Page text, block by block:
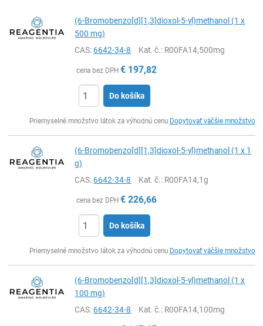
(6-Bromobenzo[d][1,3]dioxol-5-yl)methanol (1 x
500 mg)
CAS:6642-34-8 Kat. č.: R00FA14,500mg
cena bez DPH € 197,82
Do košíka
Priemyselné množstvo látok za výhodnú cenu Dopytovať väčšie množstvo
(6-Bromobenzo[d][1,3]dioxol-5-yl)methanol (1 x 1
g)
CAS:6642-34-8 Kat. č.: R00FA14,1g
cena bez DPH € 226,66
Do košíka
Priemyselné množstvo látok za výhodnú cenu Dopytovať väčšie množstvo
(6-Bromobenzo[d][1,3]dioxol-5-yl)methanol (1 x
100 mg)
CAS:6642-34-8 Kat. č.: R00FA14,100mg